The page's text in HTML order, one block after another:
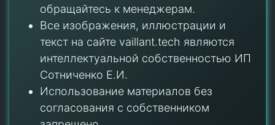
обращайтесь к менеджерам.
Все изображения, иллюстрации и
текст на сайте vaillant.tech являются
интеллектуальной собственностью ИП
Сотниченко Е.И.
Использование материалов без
согласования с собственником